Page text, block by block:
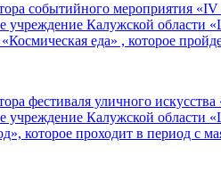
событийного мероприятия
учреждение Калужской
еда» , которое
фестиваля уличного
учреждение Калужской области
которое проходит в период с